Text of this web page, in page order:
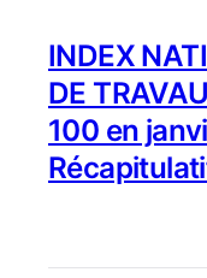
INDEX
DE
100 en